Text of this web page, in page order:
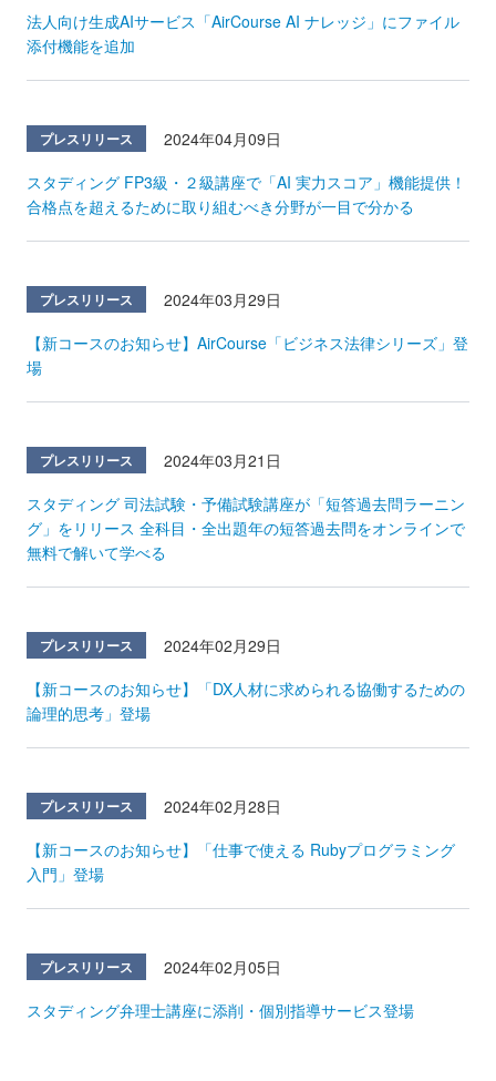
法人向け生成AIサービス「AirCourse AI ナレッジ」にファイル
添付機能を追加
プレスリリース
2024年04月09日
スタディング FP3級・２級講座で「AI 実力スコア」機能提供！
合格点を超えるために取り組むべき分野が一目で分かる
プレスリリース
2024年03月29日
【新コースのお知らせ】AirCourse「ビジネス法律シリーズ」登
場
プレスリリース
2024年03月21日
スタディング 司法試験・予備試験講座が「短答過去問ラーニン
グ」をリリース 全科目・全出題年の短答過去問をオンラインで
無料で解いて学べる
プレスリリース
2024年02月29日
【新コースのお知らせ】「DX人材に求められる協働するための
論理的思考」登場
プレスリリース
2024年02月28日
【新コースのお知らせ】「仕事で使える Rubyプログラミング
入門」登場
プレスリリース
2024年02月05日
スタディング弁理士講座に添削・個別指導サービス登場